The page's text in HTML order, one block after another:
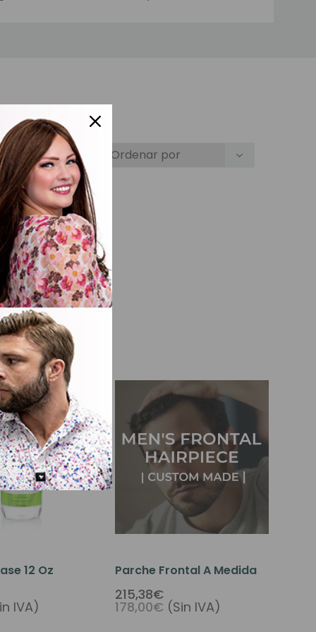
el numero de linea que
la medida de la
12 Oz
IVA)
Parche Frontal A Medida
215,38€
178,00€ (Sin IVA)